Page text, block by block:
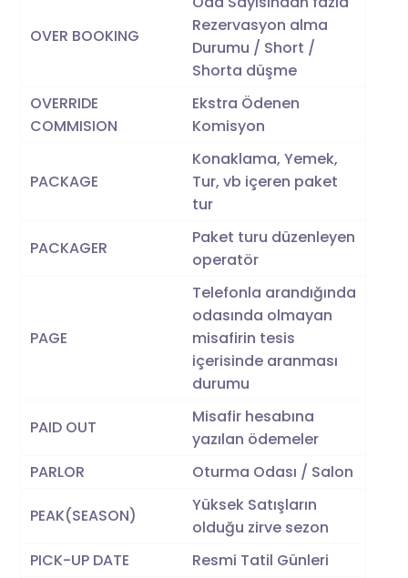
OVER BOOKING
Rezervasyon alma
Durumu / Short /
Shorta düşme
OVERRIDE
COMMISION
Ekstra Ödenen
Komisyon
PACKAGE
Konaklama, Yemek,
Tur, vb içeren paket
tur
PACKAGER
Paket turu düzenleyen
operatör
PAGE
Telefonla arandığında
odasında olmayan
misafirin tesis
içerisinde aranması
durumu
PAID OUT
Misafir hesabına
yazılan ödemeler
PARLOR
Oturma Odası / Salon
PEAK(SEASON)
Yüksek Satışların
olduğu zirve sezon
PICK-UP DATE
Resmi Tatil Günleri